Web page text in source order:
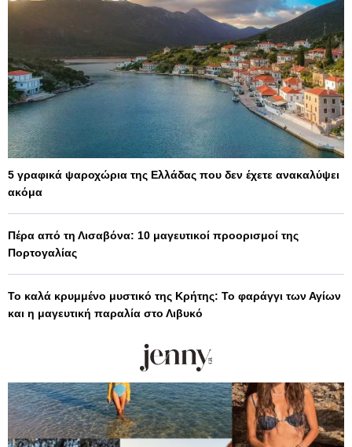
5 γραφικά ψαροχώρια της Ελλάδας που δεν έχετε ανακαλύψει
ακόμα
Πέρα από τη Λισαβόνα: 10 μαγευτικοί προορισμοί της
Πορτογαλίας
Το καλά κρυμμένο μυστικό της Κρήτης: Το φαράγγι των Αγίων
και η μαγευτική παραλία στο Λιβυκό